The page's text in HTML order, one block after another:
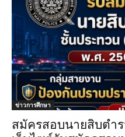
ข่าวการศึกษา
สมัครสอบนายสิบตำร